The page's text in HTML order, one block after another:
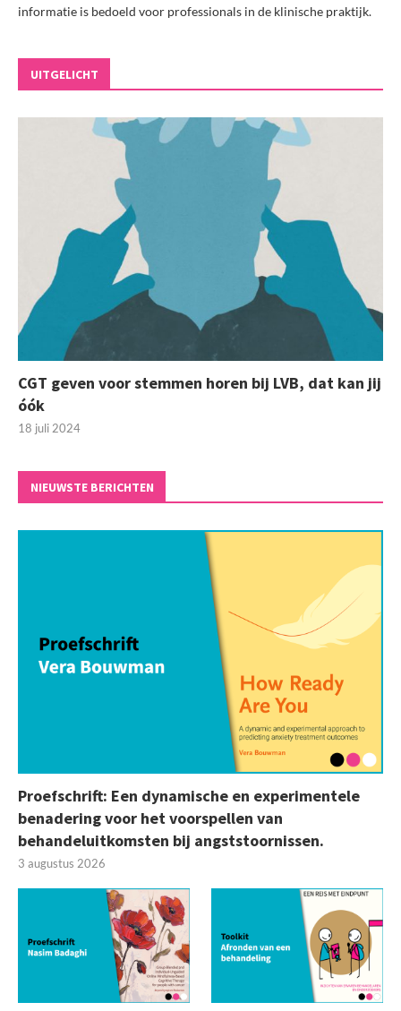
informatie is bedoeld voor professionals in de klinische praktijk.
UITGELICHT
CGT geven voor stemmen horen bij LVB, dat kan jij
óók
18 juli 2024
NIEUWSTE BERICHTEN
Proefschrift: Een dynamische en experimentele
benadering voor het voorspellen van
behandeluitkomsten bij angststoornissen.
3 augustus 2026